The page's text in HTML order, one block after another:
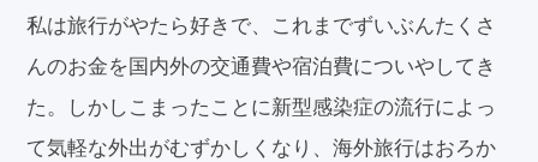
私は旅行がやたら好きで、これまでずいぶんたくさ
んのお金を国内外の交通費や宿泊費についやしてき
た。しかしこまったことに新型感染症の流行によっ
て気軽な外出がむずかしくなり、海外旅行はおろか